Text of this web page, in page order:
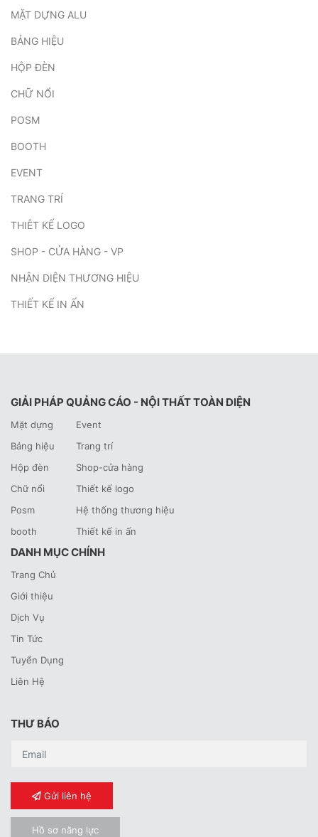
MẶT DỰNG ALU
BẢNG HIỆU
HỘP ĐÈN
CHỮ NỔI
POSM
BOOTH
EVENT
TRANG TRÍ
THIÊT KẾ LOGO
SHOP - CỬA HÀNG - VP
NHẬN DIỆN THƯƠNG HIỆU
THIẾT KẾ IN ẤN
GIẢI PHÁP QUẢNG CÁO - NỘI THẤT TOÀN DIỆN
Mặt dựng
Bảng hiệu
Hộp đèn
Chữ nổi
Posm
booth
Event
Trang trí
Shop-cửa hàng
Thiết kế logo
Hệ thống thương hiệu
Thiết kế in ấn
DANH MỤC CHÍNH
Trang Chủ
Giới thiệu
Dịch Vụ
Tin Tức
Tuyển Dụng
Liên Hệ
THƯ BÁO
Gửi liên hệ
Hồ sơ năng lực